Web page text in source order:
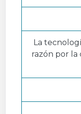
La
razón por la